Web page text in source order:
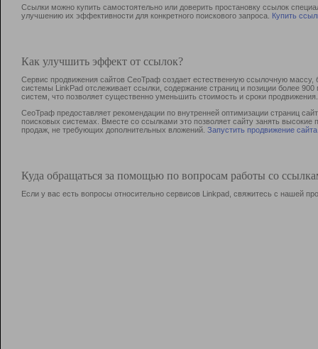
Ссылки можно купить самостоятельно или доверить простановку ссылок
улучшению их эффективности для конкретного поискового запроса. Купить
Как улучшить эффект от ссылок?
Сервис продвижения сайтов СеоТраф создает естественную ссылочную
системы LinkPad отслеживает ссылки, содержание страниц и позиции более
систем, что позволяет существенно уменьшить стоимость и сроки продвижения.
СеоТраф предоставляет рекомендации по внутренней оптимизации страниц
поисковых системах. Вместе со ссылками это позволяет сайту занять
продаж, не требующих дополнительных вложений. Запустить продвижение сайта
Куда обращаться за помощью по вопросам работы со
Если у вас есть вопросы относительно сервисов Linkpad, свяжитесь с нашей